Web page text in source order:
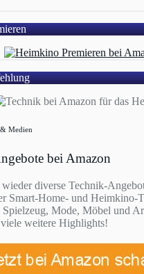
Medien
bei Amazon
diverse Technik-
Smart-Home- und Heimkino-
Mode, Möbel und
weitere Highlights!